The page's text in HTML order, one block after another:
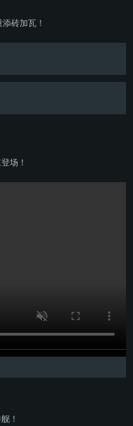
77XX / NVIDIA GeForce
Xeon系列)
平的 AMD / Nvidia显卡 (游戏
(至少为半年以内的版本) 或同
年以内的版本)。游戏支持的
砖加瓦！
场！
！